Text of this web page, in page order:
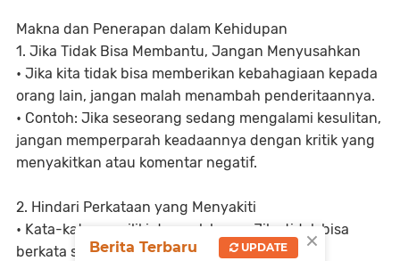
Makna dan Penerapan dalam Kehidupan
1. Jika Tidak Bisa Membantu, Jangan Menyusahkan
• Jika kita tidak bisa memberikan kebahagiaan kepada
orang lain, jangan malah menambah penderitaannya.
• Contoh: Jika seseorang sedang mengalami kesulitan,
jangan memperparah keadaannya dengan kritik yang
menyakitkan atau komentar negatif.
2. Hindari Perkataan yang Menyakiti
• Kata-kata memiliki dampak besar. Jika tidak bisa
berkata sesuatu yang baik, lebih baik diam.
×
Berita Terbaru UPDATE